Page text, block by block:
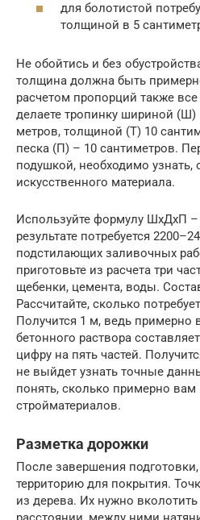
для болотистой
толщиной в 5
Не обойтись и без
толщина должна быть
расчетом пропорций также
делаете тропинку шириной
метров, толщиной (Т) 10
песка (П) – 10 сантиметров.
подушкой, необходимо узнать,
искусственного материала.
Используйте формулу ШхДхП –
результате потребуется
подстилающих заливочных
приготовьте из расчета три
щебенки, цемента, воды.
Рассчитайте, сколько
Получится 1 м, ведь примерно
бетонного раствора
цифру на пять частей.
не выйдет узнать точные
понять, сколько примерно вам
стройматериалов.
Разметка дорожки
После завершения
территорию для покрытия.
из дерева. Их нужно